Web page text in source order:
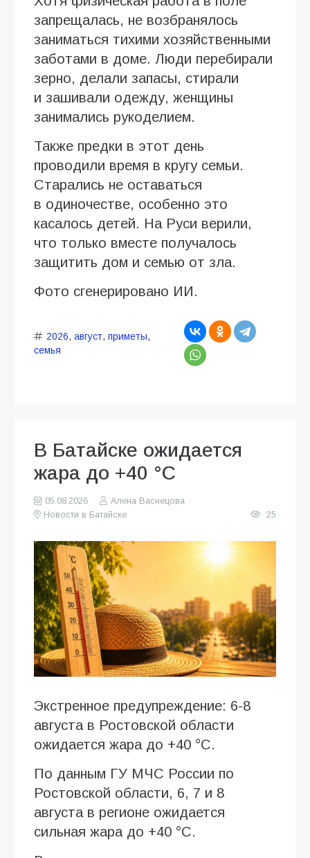
запрещалась, не возбранялось
заниматься тихими хозяйственными
заботами в доме. Люди перебирали
зерно, делали запасы, стирали
и зашивали одежду, женщины
занимались рукоделием.
Также предки в этот день
проводили время в кругу семьи.
Старались не оставаться
в одиночестве, особенно это
касалось детей. На Руси верили,
что только вместе получалось
защитить дом и семью от зла.
Фото сгенерировано ИИ.
2026, август, приметы,
семья
В Батайске ожидается
жара до +40 °C
05.08.2026
Алена Васнецова
Новости в Батайске
25
Экстренное предупреждение: 6-8
августа в Ростовской области
ожидается жара до +40 °C.
По данным ГУ МЧС России по
Ростовской области, 6, 7 и 8
августа в регионе ожидается
сильная жара до +40 °C.